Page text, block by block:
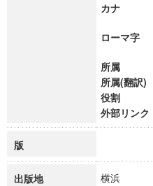
カナ
ローマ字
所属
所属(翻訳)
役割
外部リンク
版
出版地 横浜